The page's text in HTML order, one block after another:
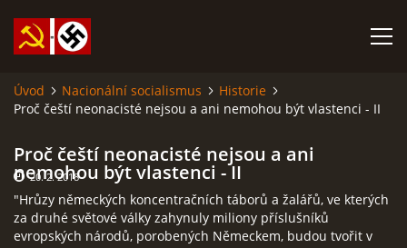
SABATINA JAMES O ISLÁMU A DALŠÍ DŮLEŽITÉ TEXTY
ISLÁM
ANARCHISMUS A NEOMARXISMUS
Úvod Nacionální socialismus
Historie
Proč čeští neonacisté nejsou a ani nemohou být vlastenci - II
Proč čeští neonacisté nejsou a ani
nemohou být vlastenci - II
"Hrůzy německých koncentračních táborů a žalářů, ve kterých
za druhé světové války zahynuly miliony příslušníků
evropských národů, porobených Německem, budou tvořit v
20. 2. 2018